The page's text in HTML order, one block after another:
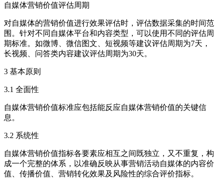
自媒体营销价值评估周期
对自媒体的营销价值进行效果评估时，评估数据采集的时间范
围。针对不同自媒体平台和内容类型，可以使用不同的评估周
期标准。如微博、微信图文、短视频等建议评估周期为7天，
长视频、问答类内容建议评估周期为30天。
3 基本原则
3.1 全面性
自媒体营销价值标准应包括能反应自媒体营销价值的关键信
息。
3.2 系统性
自媒体营销价值指标各要素应相互之间既独立，又不重复，构
成一个完整的体系，以准确反映从事营销活动自媒体的内容价
值、传播价值、营销转化效果及风险性的综合评价指标。